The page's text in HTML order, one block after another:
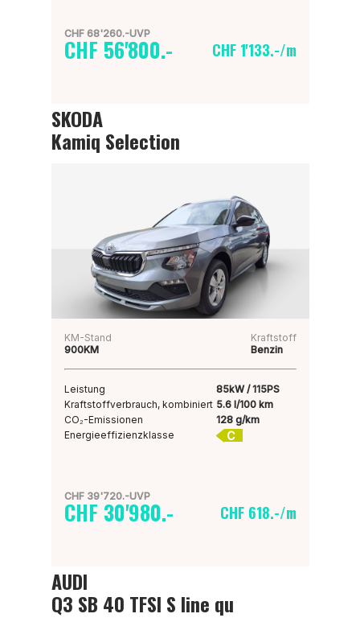
CHF 68'260.-UVP
CHF 56'800.- CHF 1'133.-/m
SKODA
Kamiq Selection
KM-Stand
900KM
Kraftstoff
Benzin
Leistung
85kW / 115PS
Kraftstoffverbrauch, kombiniert 5.6 l/100 km
CO₂-Emissionen
128 g/km
Energieeffizienzklasse
C
CHF 39'720.-UVP
CHF 30'980.- CHF 618.-/m
AUDI
Q3 SB 40 TFSI S line qu